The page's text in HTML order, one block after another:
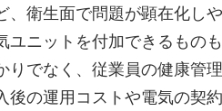
衛生面で問題が顕在化し
ニットを付加できるもの
でなく、従業員の健康管
の運用コストや電気の契